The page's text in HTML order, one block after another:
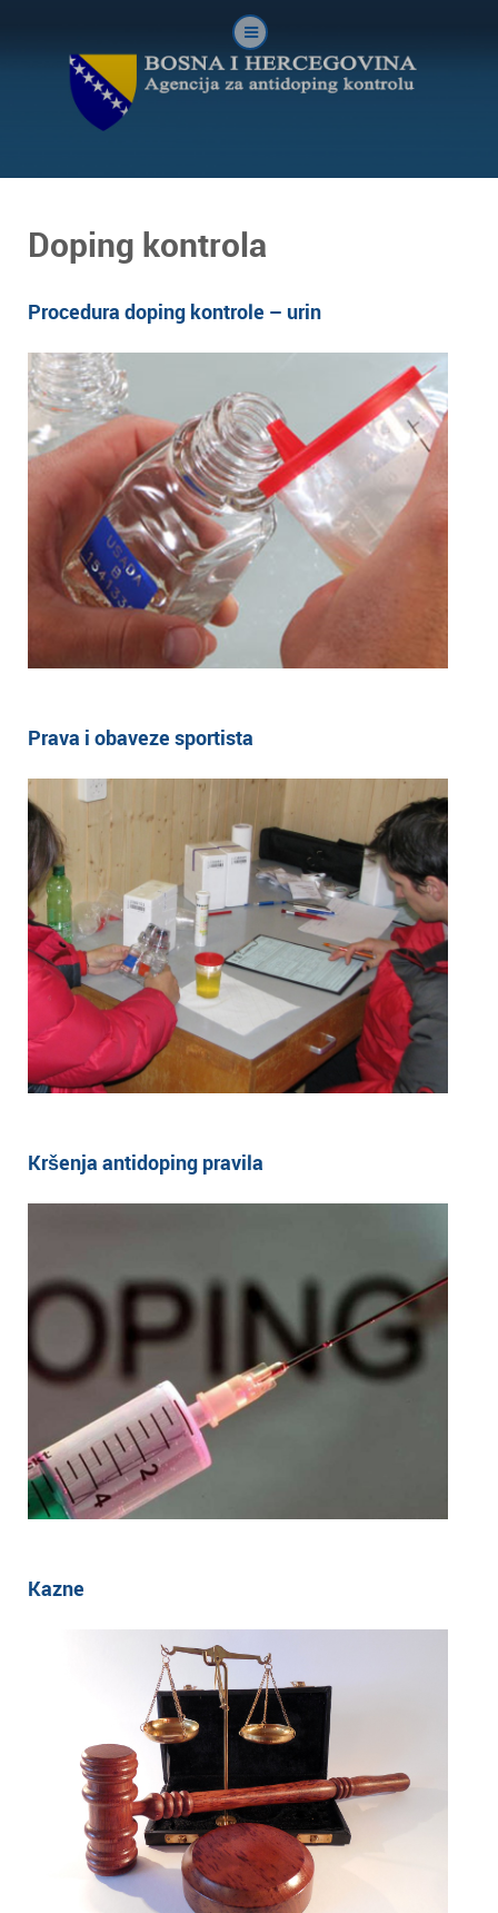
Doping kontrola
Procedura doping kontrole – urin
Prava i obaveze sportista
Kršenja antidoping pravila
Kazne